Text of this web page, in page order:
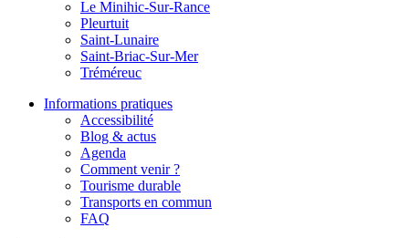
Le Minihic-Sur-Rance
Pleurtuit
Saint-Lunaire
Saint-Briac-Sur-Mer
Tréméreuc
Informations pratiques
Accessibilité
Blog & actus
Agenda
Comment venir ?
Tourisme durable
Transports en commun
FAQ